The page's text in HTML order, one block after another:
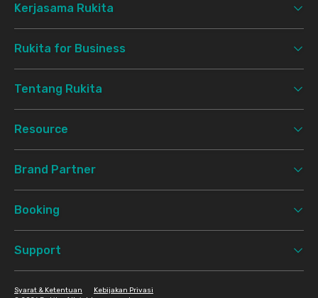
Kerjasama Rukita
Rukita for Business
Tentang Rukita
Resource
Brand Partner
Booking
Support
Syarat & Ketentuan Kebijakan Privasi